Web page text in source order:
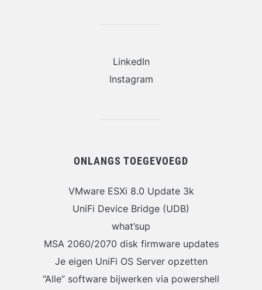
LinkedIn
Instagram
ONLANGS TOEGEVOEGD
VMware ESXi 8.0 Update 3k
UniFi Device Bridge (UDB)
what’sup
MSA 2060/2070 disk firmware updates
Je eigen UniFi OS Server opzetten
“Alle” software bijwerken via powershell